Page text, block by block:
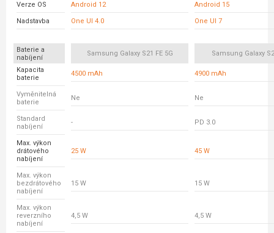
Verze OS Android 12 Android 15
Nadstavba One UI 4.0 One UI 7
Baterie a
nabíjení
Samsung Galaxy S21 FE 5G Samsung Galaxy
Kapacita
baterie
4500 mAh 4900 mAh
Vyměnitelná
baterie
Ne Ne
Standard
nabíjení
- PD 3.0
Max. výkon
drátového
nabíjení
25 W 45 W
Max. výkon
bezdrátového
nabíjení
15 W 15 W
Max. výkon
reverzního
nabíjení
4,5 W 4,5 W